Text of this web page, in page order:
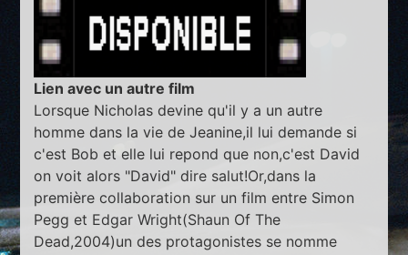
Lien avec un autre film
Lorsque Nicholas devine qu'il y a un autre
homme dans la vie de Jeanine,il lui demande si
c'est Bob et elle lui repond que non,c'est David
on voit alors "David" dire salut!Or,dans la
première collaboration sur un film entre Simon
Pegg et Edgar Wright(Shaun Of The
Dead,2004)un des protagonistes se nomme